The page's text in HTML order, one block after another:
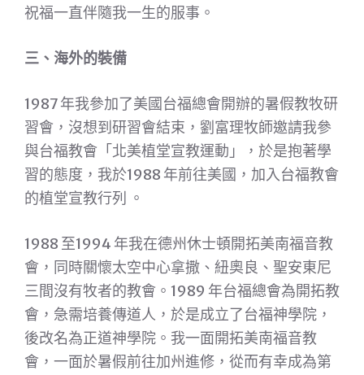
祝福一直伴隨我一生的服事。
三、海外的裝備
1987 年我參加了美國台福總會開辦的暑假教牧研
習會，沒想到研習會結束，劉富理牧師邀請我參
與台福教會「北美植堂宣教運動」，於是抱著學
習的態度，我於1988 年前往美國，加入台福教會
的植堂宣教行列 。
1988 至1994 年我在德州休士頓開拓美南福音教
會，同時關懷太空中心拿撒、紐奧良、聖安東尼
三間沒有牧者的教會。1989 年台福總會為開拓教
會，急需培養傳道人，於是成立了台福神學院，
後改名為正道神學院。我一面開拓美南福音教
會，一面於暑假前往加州進修，從而有幸成為第